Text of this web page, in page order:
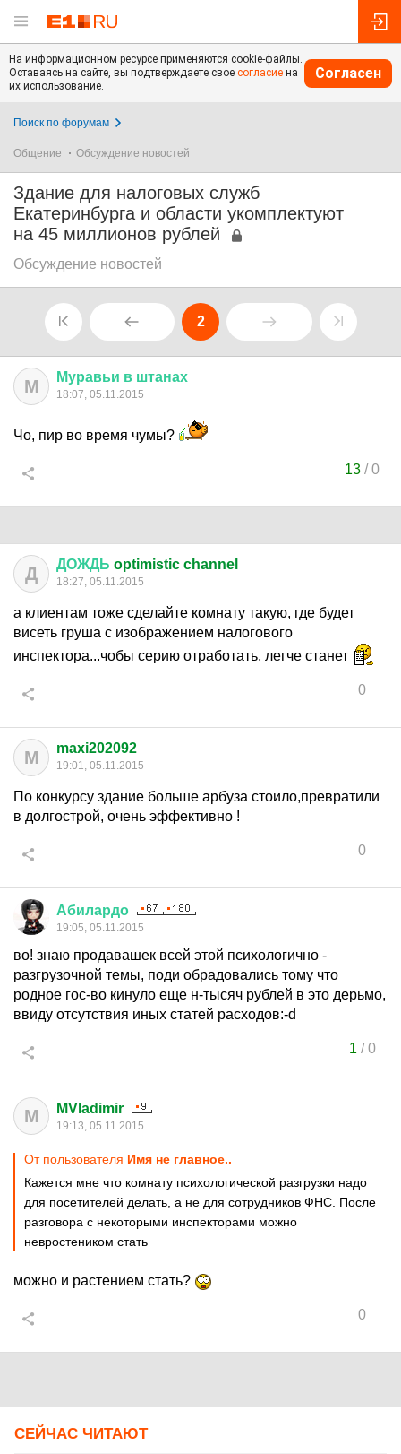
На информационном ресурсе применяются cookie-файлы.
Оставаясь на сайте, вы подтверждаете свое согласие на
их использование.
Согласен
Поиск по форумам
Общение Обсуждение новостей
Здание для налоговых служб
Екатеринбурга и области укомплектуют
на 45 миллионов рублей
Обсуждение новостей
2
М Муравьи в штанах
18:07, 05.11.2015
Чо, пир во время чумы?
13 /0
Д ДОЖДЬ optimistic channel
18:27, 05.11.2015
а клиентам тоже сделайте комнату такую, где будет
висеть груша с изображением налогового
инспектора...чобы серию отработать, легче станет
0
M maxi202092
19:01, 05.11.2015
По конкурсу здание больше арбуза стоило,превратили
в долгострой, очень эффективно !
0
Абилардо
19:05, 05.11.2015
во! знаю продавашек всей этой психологично -
разгрузочной темы, поди обрадовались тому что
родное гос-во кинуло еще н-тысяч рублей в это дерьмо,
ввиду отсутствия иных статей расходов:-d
1 /0
M MVladimir
19:13, 05.11.2015
От пользователя Имя не главное..
Кажется мне что комнату психологической разгрузки надо
для посетителей делать, а не для сотрудников ФНС. После
разговора с некоторыми инспекторами можно
невростеником стать
можно и растением стать?
0
СЕЙЧАС ЧИТАЮТ